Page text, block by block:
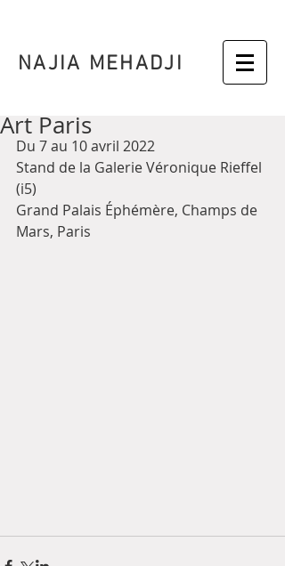
NAJIA MEHADJI
Art Paris
Du 7 au 10 avril 2022
Stand de la Galerie Véronique Rieffel
(i5)
Grand Palais Éphémère, Champs de
Mars, Paris